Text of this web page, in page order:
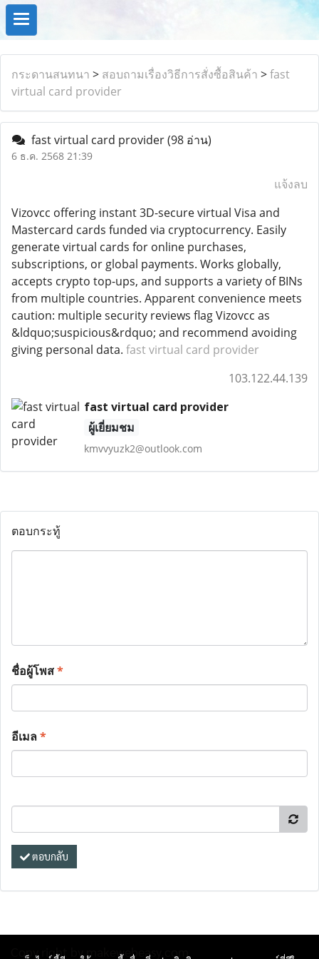
กระดานสนทนา > สอบถามเรื่องวิธีการสั่งซื้อสินค้า >fast
virtual card provider
fast virtual card provider(98 อ่าน)
6 ธ.ค. 2568 21:39
แจ้งลบ
Vizovcc offering instant 3D-secure virtual Visa and
Mastercard cards funded via cryptocurrency. Easily
generate virtual cards for online purchases,
subscriptions, or global payments. Works globally,
accepts crypto top-ups, and supports a variety of BINs
from multiple countries. Apparent convenience meets
caution: multiple security reviews flag Vizovcc as
&ldquo;suspicious&rdquo; and recommend avoiding
giving personal data. fast virtual card provider
103.122.44.139
fast virtual card provider
ผู้เยี่ยมชม
kmvvyuzk2@outlook.com
ตอบกระทู้
ชื่อผู้โพส*
อีเมล*
ตอบกลับ
Copy right by makewebeasy.com